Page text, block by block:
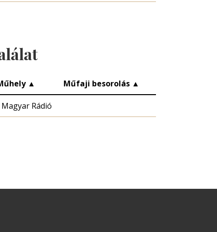
▲ Műfaji besorolás ▲
Magyar Rádió